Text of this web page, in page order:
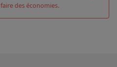
des économies.